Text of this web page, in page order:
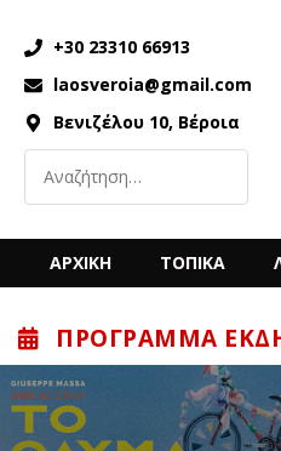
+30 23310 66913
laosveroia@gmail.com
Βενιζέλου 10, Βέροια
ΑΡΧΙΚΗ ΤΟΠΙΚΑ
ΠΡΌΓΡΑΜΜΑ